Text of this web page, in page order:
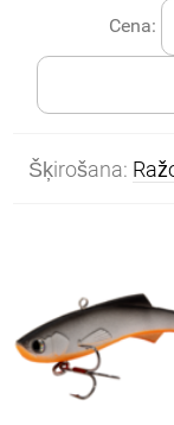
Cena:
Šķirošana: